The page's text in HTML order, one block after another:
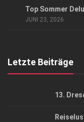
Top Sommer
JUNI 23, 2026
Letzte Beiträge
13.